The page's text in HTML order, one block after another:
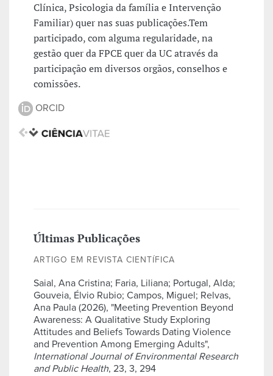
Clínica, Psicologia da família e Intervenção
Familiar) quer nas suas publicações.Tem
participado, com alguma regularidade, na
gestão quer da FPCE quer da UC através da
participação em diversos orgãos, conselhos e
comissões.
ORCID
Últimas Publicações
ARTIGO EM REVISTA CIENTÍFICA
Saial, Ana Cristina; Faria, Liliana; Portugal, Alda;
Gouveia, Élvio Rubio; Campos, Miguel; Relvas,
Ana Paula (2026), "Meeting Prevention Beyond
Awareness: A Qualitative Study Exploring
Attitudes and Beliefs Towards Dating Violence
and Prevention Among Emerging Adults",
International Journal of Environmental Research
and Public Health, 23, 3, 294